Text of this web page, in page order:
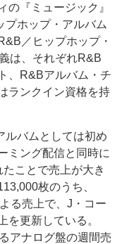
の『ミュージック』
プホップ・アルバム
／ヒップホップ・
は、それぞれR&B
、R&Bアルバム・チ
ランクイン資格を持
バムとしては初め
ミング配信と同時に
ことで売上が大き
枚のうち、
る売上で、J・コー
を更新している。
アナログ盤の週間売